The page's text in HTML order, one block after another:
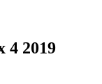
4 2019